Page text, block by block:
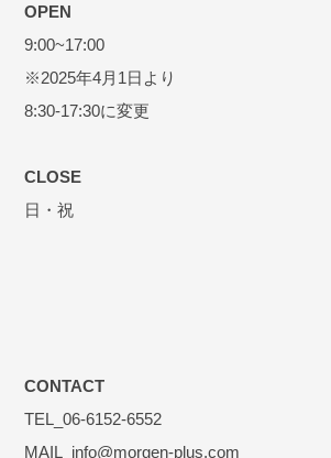
OPEN
9:00~17:00
※2025年4月1日より
8:30-17:30に変更
CLOSE
日・祝
CONTACT
TEL_06-6152-6552
MAIL_info@morgen-plus.com